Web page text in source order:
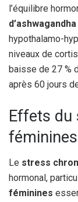
l’équilibre
d’ashwagandha
hypothalamo-
niveaux de
baisse de 27 %
après 60 jours
Effets du
féminines
Le stress
hormonal,
féminines